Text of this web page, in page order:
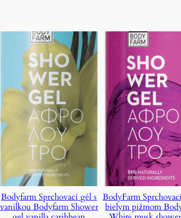
Bodyfarm Sprchovací gél s
vanilkou Bodyfarm Shower
BodyFarm
bielym pižmom